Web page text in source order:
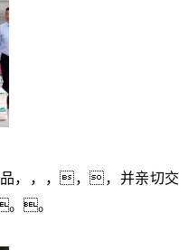
品，，，，，并亲切交
。。